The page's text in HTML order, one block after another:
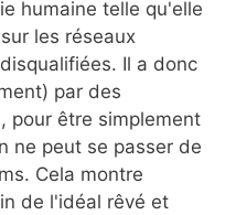
humaine telle qu'elle
les réseaux
Il a donc
par des
pour être simplement
ne peut se passer de
Cela montre
de l'idéal rêvé et